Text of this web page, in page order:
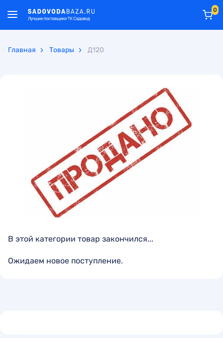
0
Главная Товары Д120
В этой категории товар закончился...
Ожидаем новое поступление.